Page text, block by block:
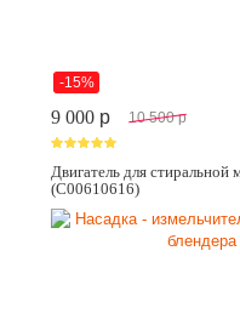
-15%
9 000 p 10 500 p
Двигатель для
(C00610616)